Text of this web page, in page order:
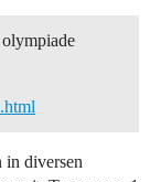
olympiade
diversen